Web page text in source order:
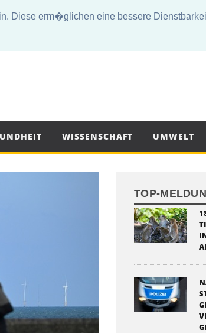
Diese erm�glichen eine bessere
WISSENSCHAFT UMWELT
TOP-